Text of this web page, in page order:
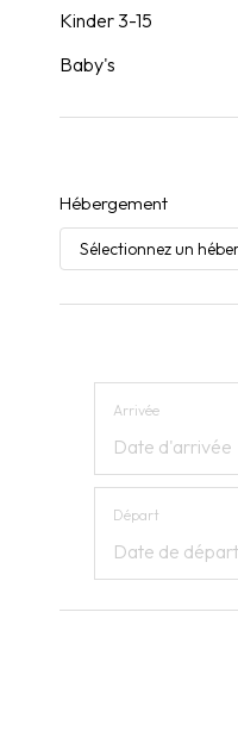
Kinder 3-15
Baby's
Hébergement
Arrivée
Date d'arrivée
Départ
Date de départ